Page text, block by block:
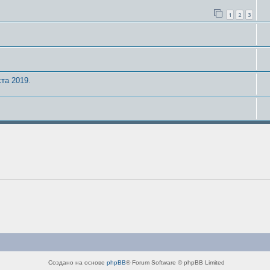
1 2 3
2019.
Создано на основе phpBB® Forum Software © phpBB Limited